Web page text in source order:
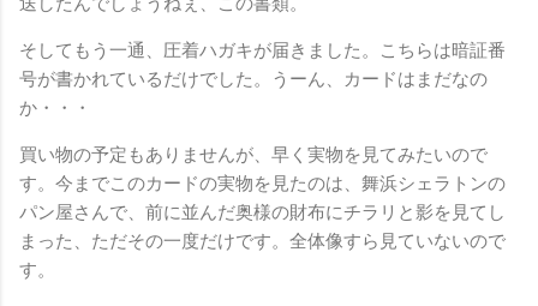
そしてもう一通、圧着ハガキが届きました。こちらは暗証番
号が書かれているだけでした。うーん、カードはまだなの
か・・・
買い物の予定もありませんが、早く実物を見てみたいので
す。今までこのカードの実物を見たのは、舞浜シェラトンの
パン屋さんで、前に並んだ奥様の財布にチラリと影を見てし
まった、ただその一度だけです。全体像すら見ていないので
す。